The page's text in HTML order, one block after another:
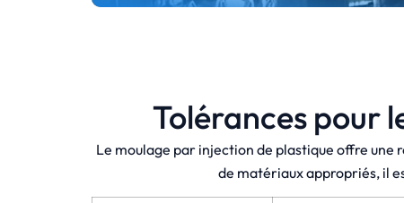
Moules à cavité unique
Conçus pour la production de faibles volumes, ils
garantissent la précision et la qualité pour les
Tolérances pour
Le moulage par injection de plastique offre une
de matériaux appropriés, il